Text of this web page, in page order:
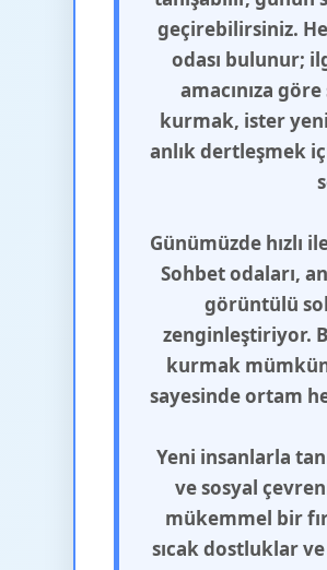
geçirebilirsiniz.
odası bulunur;
amacınıza
kurmak, ister
anlık dertleşmek
Günümüzde hızlı
Sohbet odaları,
görüntülü
zenginleştiriyor.
kurmak
sayesinde ortam
Yeni insanlarla
ve sosyal
mükemmel bir
sıcak dostluklar